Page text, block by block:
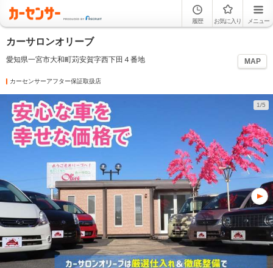
履歴 お気に入り メニュー
カーサロンオリーブ
愛知県一宮市大和町苅安賀字西下田４番地 MAP
カーセンサーアフター保証取扱店
1/5